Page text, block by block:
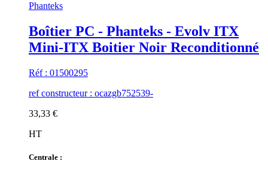
Phanteks
Boîtier PC - Phanteks - Evolv ITX
Mini-ITX Boitier Noir Reconditionné
Réf : 01500295
ref constructeur : ocazgb752539-
33,33 €
HT
Centrale :